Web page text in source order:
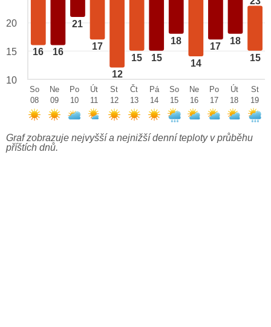
16 16
21
17
12
15 15
18
14
17
18
15
20
15
10
So
08
Ne
09
Po
10
Út
11
St
12
Čt
13
Pá
14
So
15
Ne
16
Po
17
Út
18
St
19
Graf zobrazuje nejvyšší a nejnižší denní teploty v průběhu
příštích dnů.